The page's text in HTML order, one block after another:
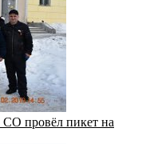
провёл пикет на